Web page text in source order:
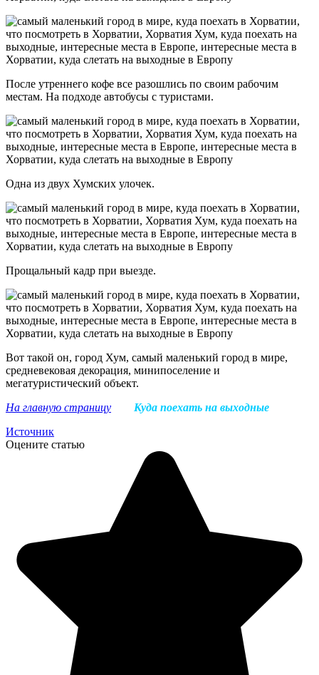
После утреннего кофе все разошлись по своим рабочим
местам. На подходе автобусы с туристами.
Одна из двух Хумских улочек.
Прощальный кадр при выезде.
Вот такой он, город Хум, самый маленький город в мире,
средневековая декорация, минипоселение и
мегатуристический объект.
На главную страницу
Куда поехать на выходные
Источник
Оцените статью